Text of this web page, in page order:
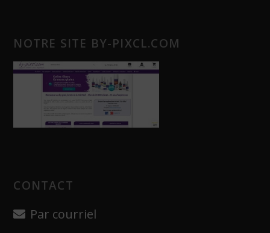
NOTRE SITE BY-PIXCL.COM
CONTACT
Par courriel